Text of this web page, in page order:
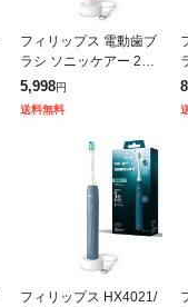
フィリップス 電動歯ブ
ラシ ソニッケアー 210
0シリーズ HX4021/03
ライトピンク HX4021-
03 音波水流
5,998円
送料無料
フィリップス HX4021/